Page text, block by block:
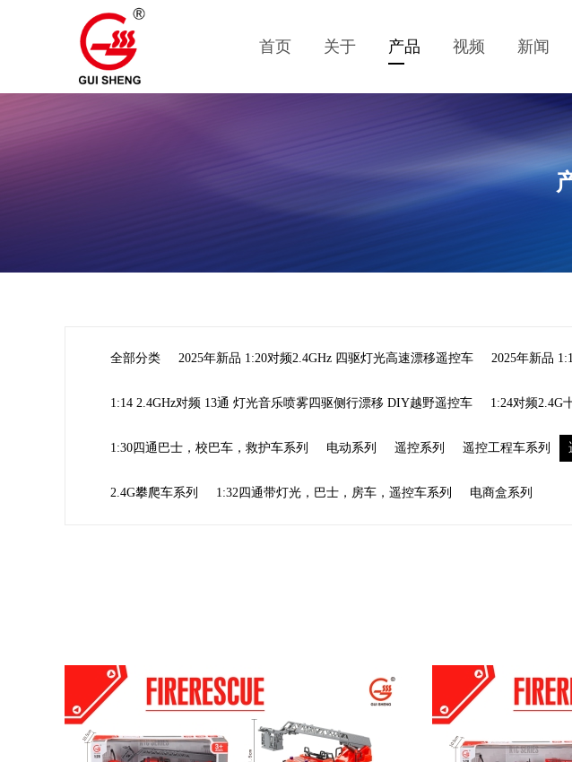
首页 关于 产品 视频 新闻
全部分类 2025年新品 1:20对频2.4GHz 四驱灯光高速漂移遥控车 2025年新品
1:14 2.4GHz对频 13通 灯光音乐喷雾四驱侧行漂移 DIY越野遥控车 1:24对频2.4G
1:30四通巴士，校巴车，救护车系列 电动系列 遥控系列 遥控工程车系列
2.4G攀爬车系列 1:32四通带灯光，巴士，房车，遥控车系列 电商盒系列